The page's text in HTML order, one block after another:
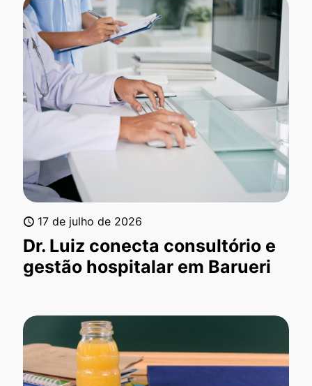
17 de julho de 2026
Dr. Luiz conecta consultório e
gestão hospitalar em Barueri